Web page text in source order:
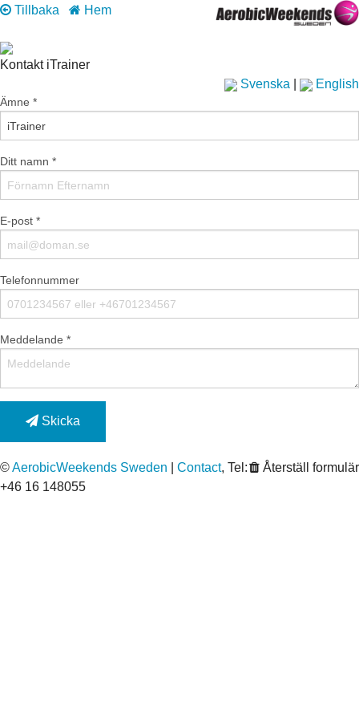
Tillbaka Hem
Kontakt iTrainer
Svenska
English
Ämne *
Ditt namn *
E-post *
Telefonnummer
Meddelande *
Skicka
Återställ formulär
©AerobicWeekends Sweden Contact, Tel:
+46 16 148055